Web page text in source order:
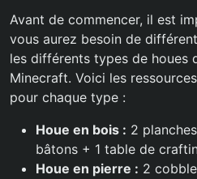
Avant de commencer, il est
vous aurez besoin de
les différents types de houes
Minecraft. Voici les
pour chaque type :
Houe en bois : 2
bâtons + 1 table de
Houe en pierre : 2